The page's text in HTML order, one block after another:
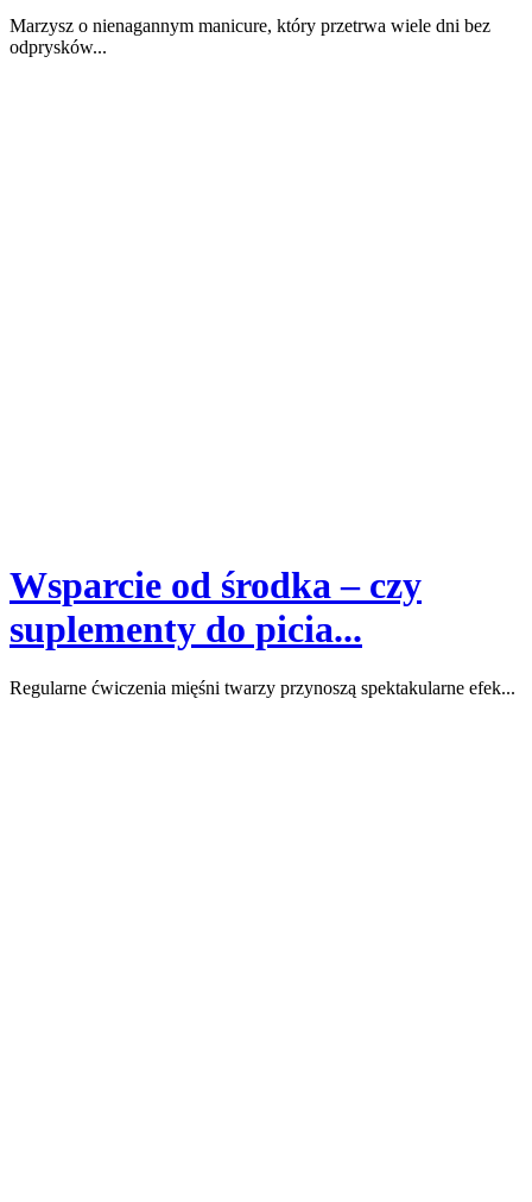
Marzysz o nienagannym manicure, który przetrwa wiele dni bez
odprysków...
Wsparcie od środka – czy
suplementy do picia...
Regularne ćwiczenia mięśni twarzy przynoszą spektakularne efek...